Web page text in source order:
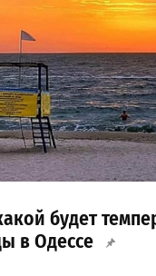
будет
в Одессе